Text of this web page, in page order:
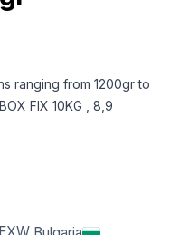
ranging from 1200gr to
FIX 10KG , 8,9